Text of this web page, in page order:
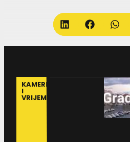
KAMERE
I
VRIJEME